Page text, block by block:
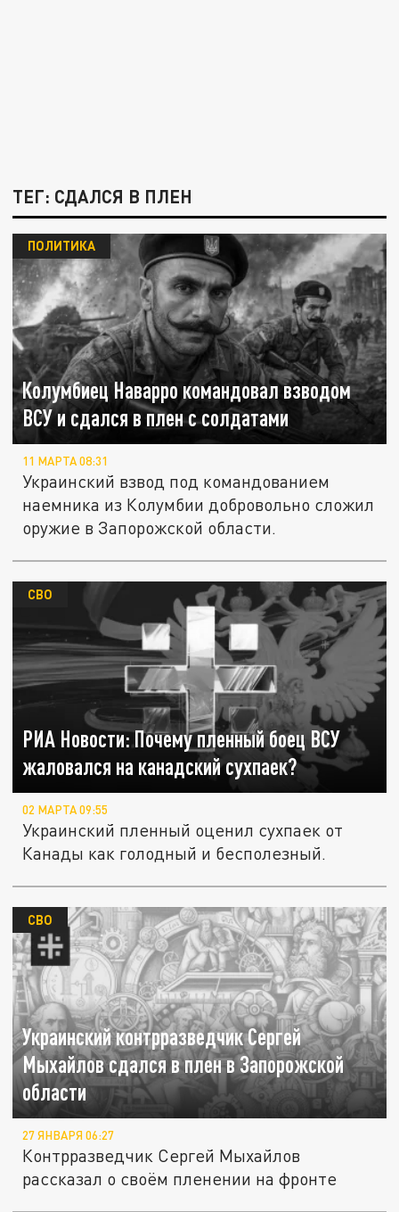
ТЕГ: СДАЛСЯ В ПЛЕН
Колумбиец Наварро командовал взводом
ВСУ и сдался в плен с солдатами
ПОЛИТИКА
11 МАРТА 08:31
Украинский взвод под командованием
наемника из Колумбии добровольно сложил
оружие в Запорожской области.
РИА Новости: Почему пленный боец ВСУ
жаловался на канадский сухпаек?
СВО
02 МАРТА 09:55
Украинский пленный оценил сухпаек от
Канады как голодный и бесполезный.
Украинский контрразведчик Сергей
Мыхайлов сдался в плен в Запорожской
области
СВО
27 ЯНВАРЯ 06:27
Контрразведчик Сергей Мыхайлов
рассказал о своём пленении на фронте